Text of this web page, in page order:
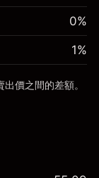
0%
1%
價之間的差額。